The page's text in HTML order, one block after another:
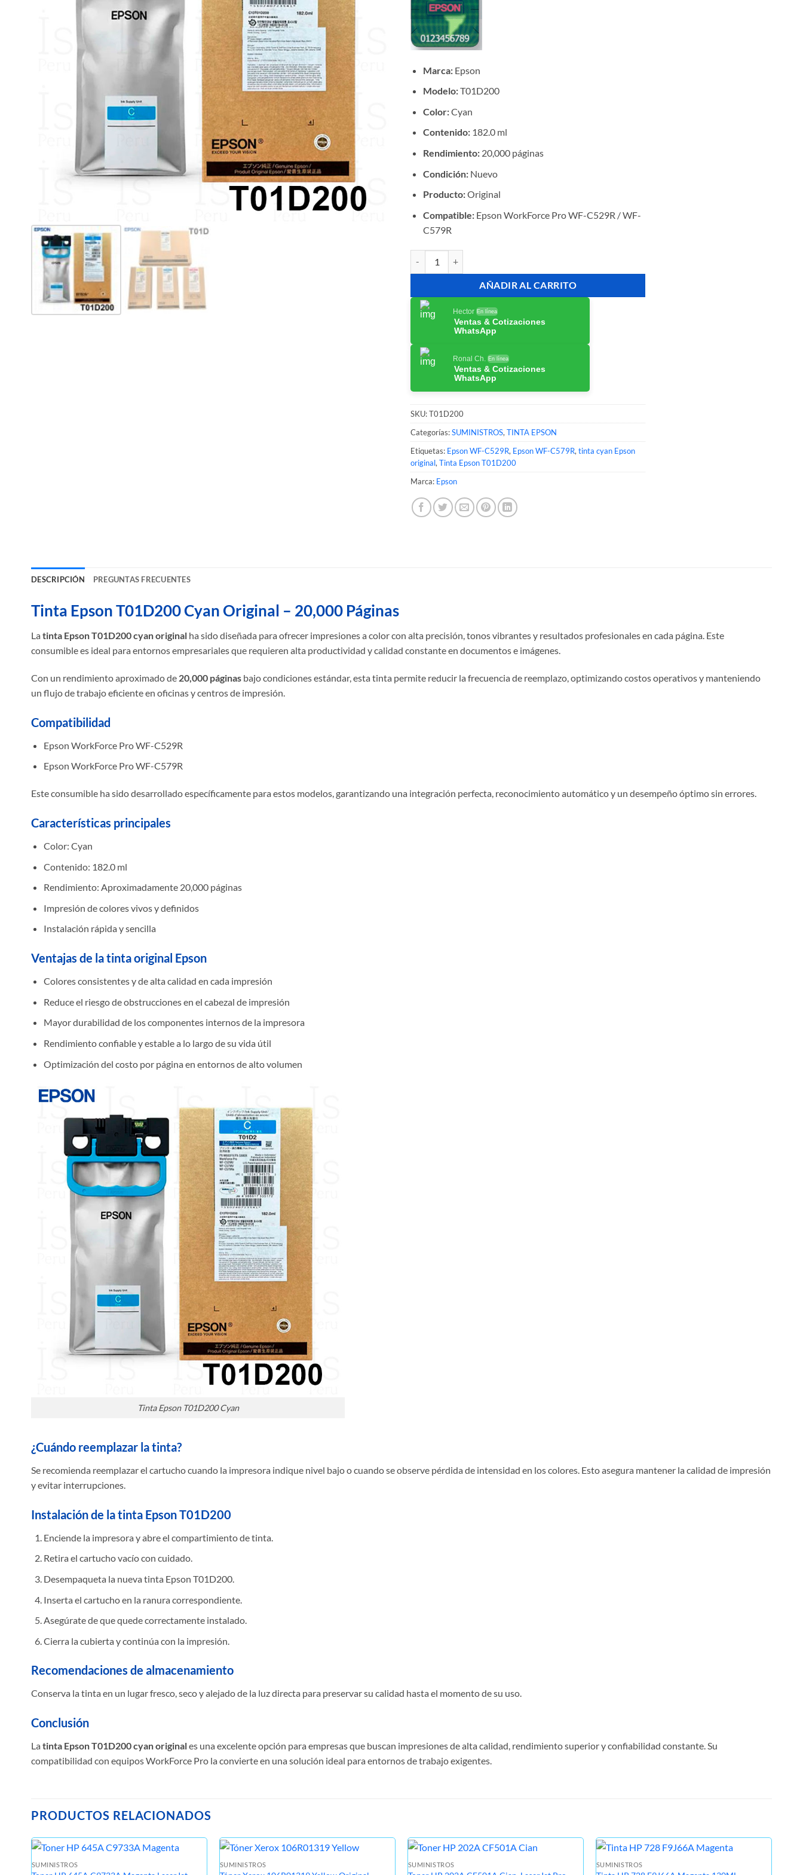
Marca:Epson
Modelo:T01D200
Color:Cyan
Contenido:182.0 ml
Rendimiento:20,000 páginas
Condición:Nuevo
Producto:Original
Compatible:Epson WorkForce Pro WF-C529R / WF-
C579R
AÑADIR AL CARRITO
Hector En línea
Ventas & Cotizaciones
WhatsApp
Ronal Ch. En línea
Ventas & Cotizaciones
WhatsApp
SKU:T01D200
Categorías:SUMINISTROS, TINTA EPSON
Etiquetas: Epson WF-C529R, Epson WF-C579R, tinta cyan Epson
original, Tinta Epson T01D200
Marca: Epson
DESCRIPCIÓN PREGUNTAS FRECUENTES
Tinta Epson T01D200 Cyan Original – 20,000 Páginas
La tinta Epson T01D200 cyan original ha sido diseñada para ofrecer impresiones a color con alta precisión, tonos vibrantes y resultados profesionales en cada página. Este
consumible es ideal para entornos empresariales que requieren alta productividad y calidad constante en documentos e imágenes.
Con un rendimiento aproximado de 20,000 páginas bajo condiciones estándar, esta tinta permite reducir la frecuencia de reemplazo, optimizando costos operativos y manteniendo
un flujo de trabajo eficiente en oficinas y centros de impresión.
Compatibilidad
Epson WorkForce Pro WF-C529R
Epson WorkForce Pro WF-C579R
Este consumible ha sido desarrollado específicamente para estos modelos, garantizando una integración perfecta, reconocimiento automático y un desempeño óptimo sin errores.
Características principales
Color: Cyan
Contenido: 182.0 ml
Rendimiento: Aproximadamente 20,000 páginas
Impresión de colores vivos y definidos
Instalación rápida y sencilla
Ventajas de la tinta original Epson
Colores consistentes y de alta calidad en cada impresión
Reduce el riesgo de obstrucciones en el cabezal de impresión
Mayor durabilidad de los componentes internos de la impresora
Rendimiento confiable y estable a lo largo de su vida útil
Optimización del costo por página en entornos de alto volumen
Tinta Epson T01D200 Cyan
¿Cuándo reemplazar la tinta?
Se recomienda reemplazar el cartucho cuando la impresora indique nivel bajo o cuando se observe pérdida de intensidad en los colores. Esto asegura mantener la calidad de impresión
y evitar interrupciones.
Instalación de la tinta Epson T01D200
Enciende la impresora y abre el compartimiento de tinta.
Retira el cartucho vacío con cuidado.
Desempaqueta la nueva tinta Epson T01D200.
Inserta el cartucho en la ranura correspondiente.
Asegúrate de que quede correctamente instalado.
Cierra la cubierta y continúa con la impresión.
Recomendaciones de almacenamiento
Conserva la tinta en un lugar fresco, seco y alejado de la luz directa para preservar su calidad hasta el momento de su uso.
Conclusión
La tinta Epson T01D200 cyan originales una excelente opción para empresas que buscan impresiones de alta calidad, rendimiento superior y confiabilidad constante. Su
compatibilidad con equipos WorkForce Pro la convierte en una solución ideal para entornos de trabajo exigentes.
PRODUCTOS RELACIONADOS
SUMINISTROS SUMINISTROS SUMINISTROS SUMINISTROS